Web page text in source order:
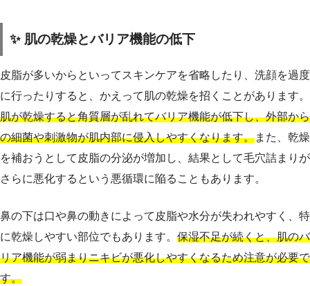
✨ 肌の乾燥とバリア機能の低下
皮脂が多いからといってスキンケアを省略したり、洗顔を過度
に行ったりすると、かえって肌の乾燥を招くことがあります。
肌が乾燥すると角質層が乱れてバリア機能が低下し、外部から
の細菌や刺激物が肌内部に侵入しやすくなります。また、乾燥
を補おうとして皮脂の分泌が増加し、結果として毛穴詰まりが
さらに悪化するという悪循環に陥ることもあります。
鼻の下は口や鼻の動きによって皮脂や水分が失われやすく、特
に乾燥しやすい部位でもあります。 保湿不足が続くと、肌のバ
リア機能が弱まりニキビが悪化しやすくなるため注意が必要で
す。